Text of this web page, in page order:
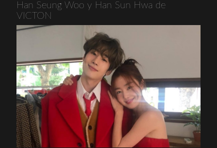
Han Seung Woo y Han Sun Hwa de
VICTON